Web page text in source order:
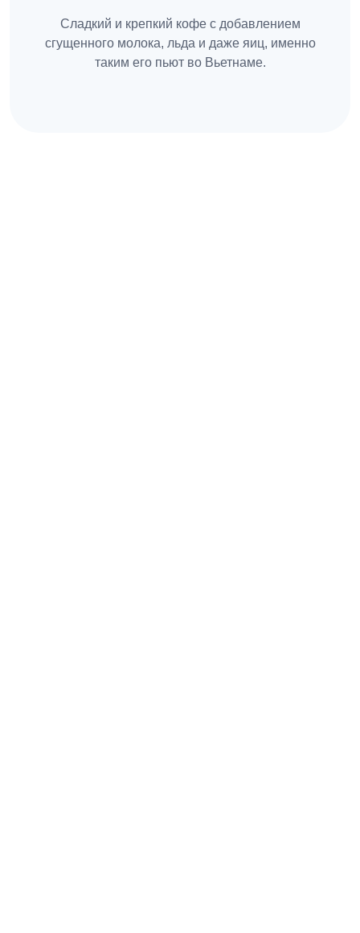
Сладкий и крепкий кофе с добавлением
сгущенного молока, льда и даже яиц, именно
таким его пьют во Вьетнаме.